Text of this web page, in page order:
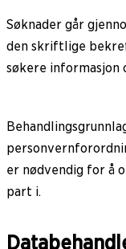
Søknader går
den skriftlige
søkere informasjon
er nødvendig for å
part i.